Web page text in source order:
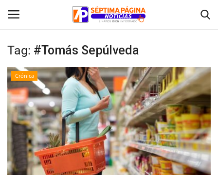
Inicio
Crónica
Policial
Tribunales
Deporte
Tag: #Tomás Sepúlveda
Crónica